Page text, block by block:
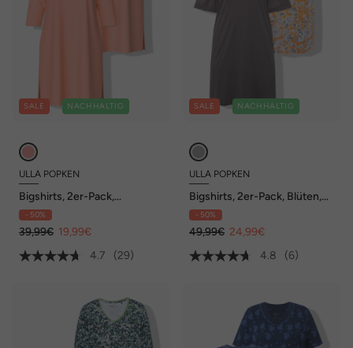
SALE NACHHALTIG
ULLA POPKEN
Bigshirts, 2er-Pack,
Rundhals/ V-Ausschnitt,
3/4-Arm
- 50%
39,99€ 19,99€
4.7
(29)
SALE NACHHALTIG
ULLA POPKEN
Bigshirts, 2er-Pack, Blüten,
U-Boot-Ausschnitt, Halbarm
- 50%
49,99€ 24,99€
4.8
(6)